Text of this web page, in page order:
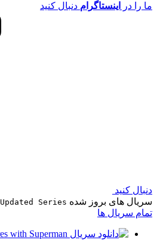
ما را در
اینستاگرام دنبال کنید
دنبال کنید
سریال های بروز شده Updated Series
تمام سریال ها